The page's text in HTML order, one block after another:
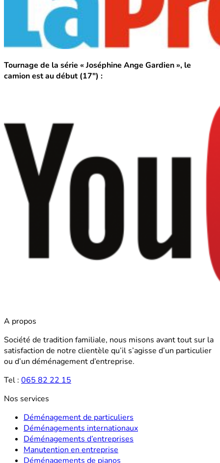
Tournage de la série « Joséphine Ange Gardien », le
camion est au début (17″) :
A propos
Société de tradition familiale, nous misons avant tout sur la
satisfaction de notre clientèle qu’il s’agisse d’un particulier
ou d’un déménagement d’entreprise.
Tel : 065 82 22 15
Nos services
Déménagement de particuliers
Déménagements internationaux
Déménagements d’entreprises
Manutention en entreprise
Déménagements de pianos